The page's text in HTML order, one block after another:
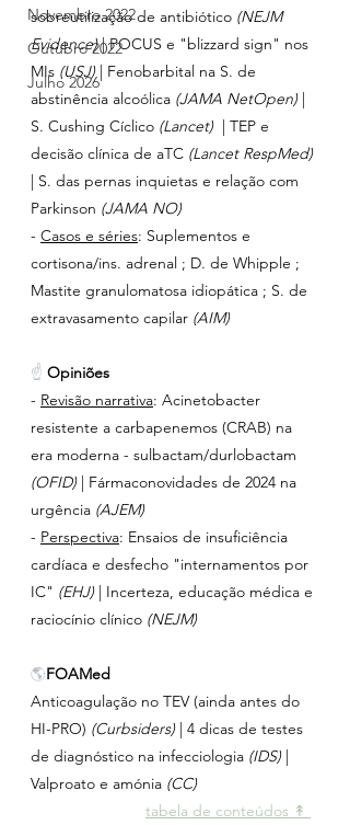
Novembro 2022
Outubro 2022
Julho 2026
sobreutilização de antibiótico (NEJM
Evidence) | POCUS e "blizzard sign" nos
MIs (USJ) | Fenobarbital na S. de
abstinência alcoólica (JAMA NetOpen) |
S. Cushing Cíclico (Lancet) | TEP e
decisão clínica de aTC (Lancet RespMed)
| S. das pernas inquietas e relação com
Parkinson (JAMA NO)
- Casos e séries: Suplementos e
cortisona/ins. adrenal ; D. de Whipple ;
Mastite granulomatosa idiopática ; S. de
extravasamento capilar (AIM)
☝ Opiniões
- Revisão narrativa: Acinetobacter
resistente a carbapenemos (CRAB) na
era moderna - sulbactam/durlobactam
(OFID) | Fármaconovidades de 2024 na
urgência (AJEM)
- Perspectiva: Ensaios de insuficiência
cardíaca e desfecho "internamentos por
IC" (EHJ) | Incerteza, educação médica e
raciocínio clínico (NEJM)
🌎FOAMed
Anticoagulação no TEV (ainda antes do
HI-PRO) (Curbsiders) | 4 dicas de testes
de diagnóstico na infecciologia (IDS) |
Valproato e amónia (CC)
tabela de conteúdos ↟